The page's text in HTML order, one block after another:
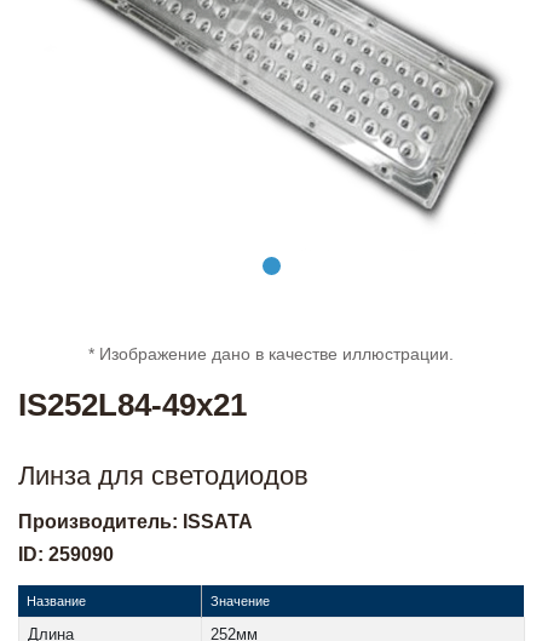
* Изображение дано в качестве иллюстрации.
IS252L84-49x21
Линза для светодиодов
Производитель: ISSATA
ID: 259090
Название Значение
Длина
252мм